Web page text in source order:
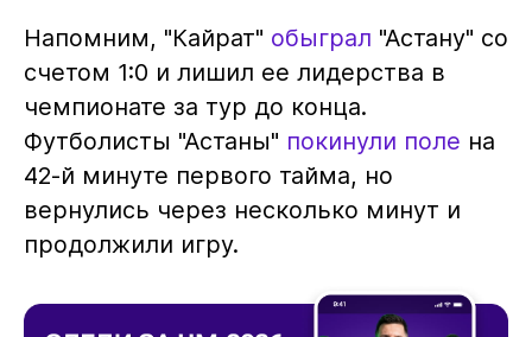
Напомним, "Кайрат" обыграл "Астану" со
счетом 1:0 и лишил ее лидерства в
чемпионате за тур до конца.
Футболисты "Астаны" покинули поле на
42-й минуте первого тайма, но
вернулись через несколько минут и
продолжили игру.